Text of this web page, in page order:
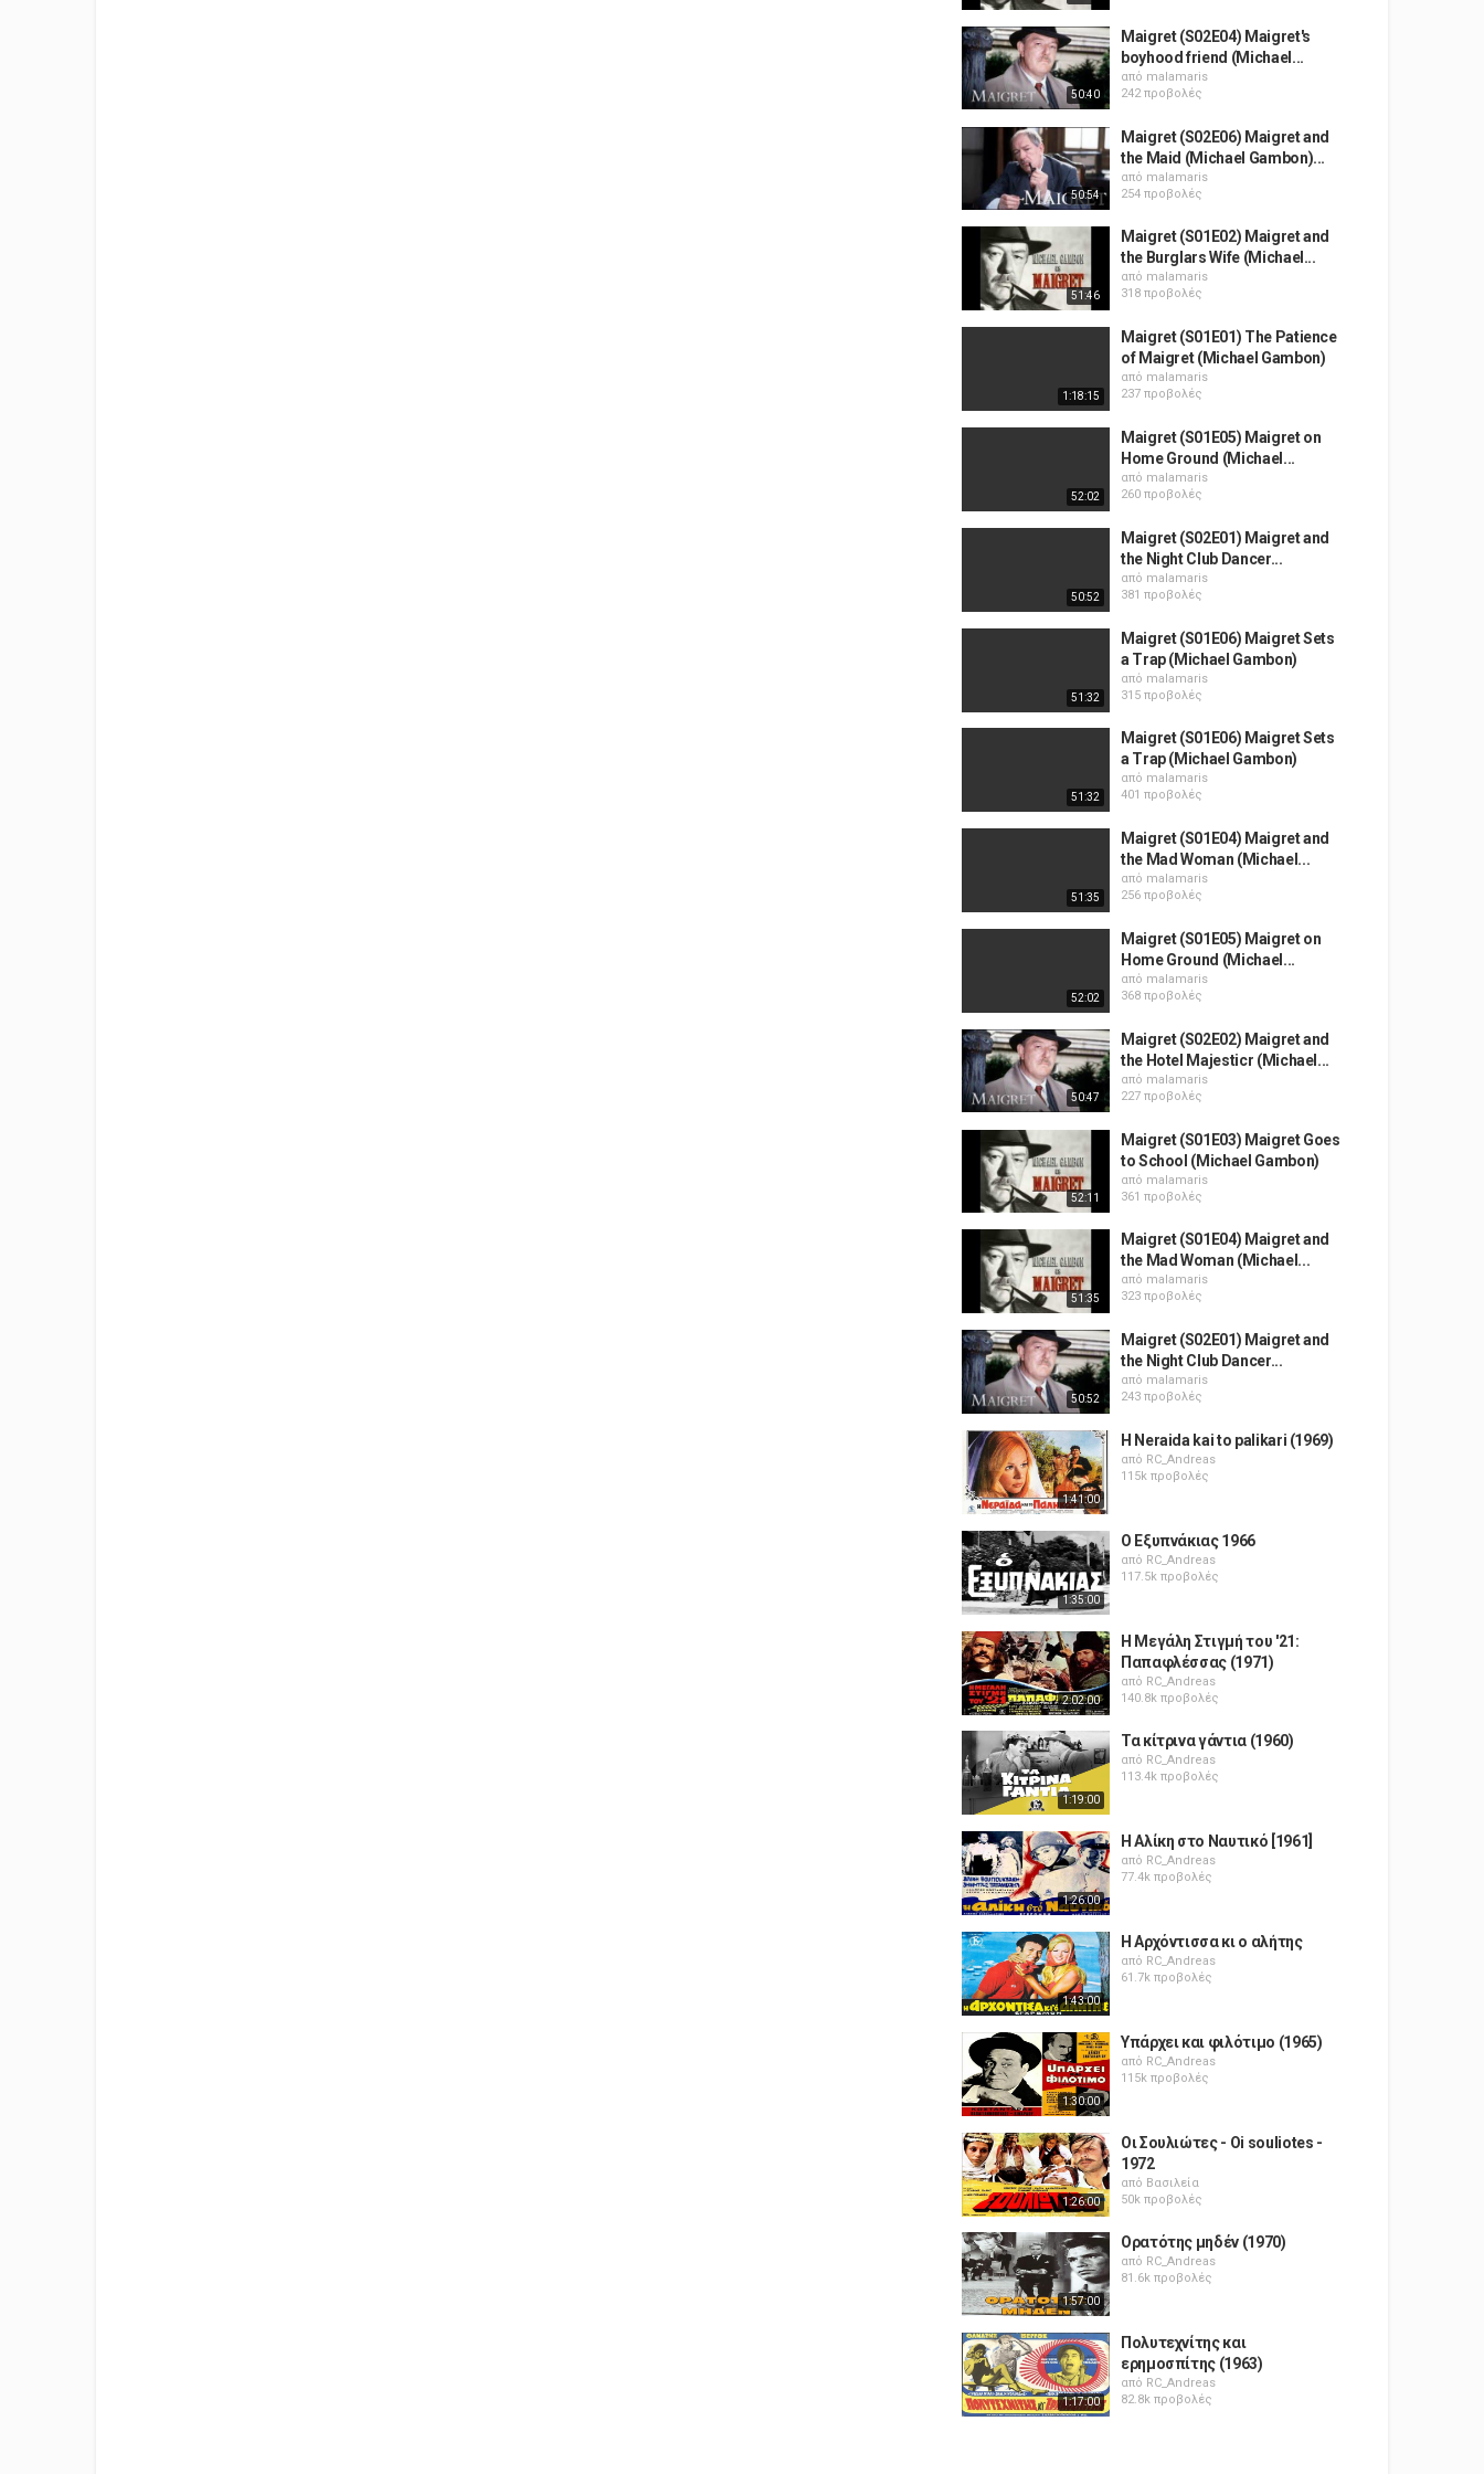
50:40
Maigret (S02E04) Maigret's
boyhood friend (Michael...
από malamaris
242 προβολές
50:54
Maigret (S02E06) Maigret and
the Maid (Michael Gambon)...
από malamaris
254 προβολές
51:46
Maigret (S01E02) Maigret and
the Burglars Wife (Michael...
από malamaris
318 προβολές
1:18:15
Maigret (S01E01) The Patience
of Maigret (Michael Gambon)
από malamaris
237 προβολές
52:02
Maigret (S01E05) Maigret on
Home Ground (Michael...
από malamaris
260 προβολές
50:52
Maigret (S02E01) Maigret and
the Night Club Dancer...
από malamaris
381 προβολές
51:32
Maigret (S01E06) Maigret Sets
a Trap (Michael Gambon)
από malamaris
315 προβολές
51:32
Maigret (S01E06) Maigret Sets
a Trap (Michael Gambon)
από malamaris
401 προβολές
51:35
Maigret (S01E04) Maigret and
the Mad Woman (Michael...
από malamaris
256 προβολές
52:02
Maigret (S01E05) Maigret on
Home Ground (Michael...
από malamaris
368 προβολές
50:47
Maigret (S02E02) Maigret and
the Hotel Majesticr (Michael...
από malamaris
227 προβολές
52:11
Maigret (S01E03) Maigret Goes
to School (Michael Gambon)
από malamaris
361 προβολές
51:35
Maigret (S01E04) Maigret and
the Mad Woman (Michael...
από malamaris
323 προβολές
50:52
Maigret (S02E01) Maigret and
the Night Club Dancer...
από malamaris
243 προβολές
1:41:00
H Neraida kai to palikari (1969)
από RC_Andreas
115k προβολές
1:35:00
Ο Εξυπνάκιας 1966
από RC_Andreas
117.5k προβολές
2:02:00
Η Μεγάλη Στιγμή του '21:
Παπαφλέσσας (1971)
από RC_Andreas
140.8k προβολές
1:19:00
Τα κίτρινα γάντια (1960)
από RC_Andreas
113.4k προβολές
1:26:00
Η Αλίκη στο Ναυτικό [1961]
από RC_Andreas
77.4k προβολές
1:43:00
Η Αρχόντισσα κι ο αλήτης
από RC_Andreas
61.7k προβολές
1:30:00
Υπάρχει και φιλότιμο (1965)
από RC_Andreas
115k προβολές
1:26:00
Οι Σουλιώτες - Oi souliotes -
1972
από Βασιλεία
50k προβολές
1:57:00
Ορατότης μηδέν (1970)
από RC_Andreas
81.6k προβολές
1:17:00
Πολυτεχνίτης και
ερημοσπίτης (1963)
από RC_Andreas
82.8k προβολές